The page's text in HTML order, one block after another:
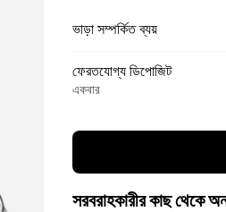
ভাড়া সম্পর্কিত ব্যয়
ফেরতযোগ্য ডিপোজিট
একবার
সরবরাহকারীর কাছ থেকে